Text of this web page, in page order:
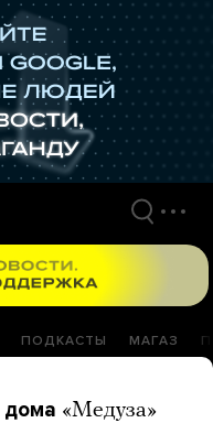
ПОДКАСТЫ МАГАЗ
дома «Медуза»